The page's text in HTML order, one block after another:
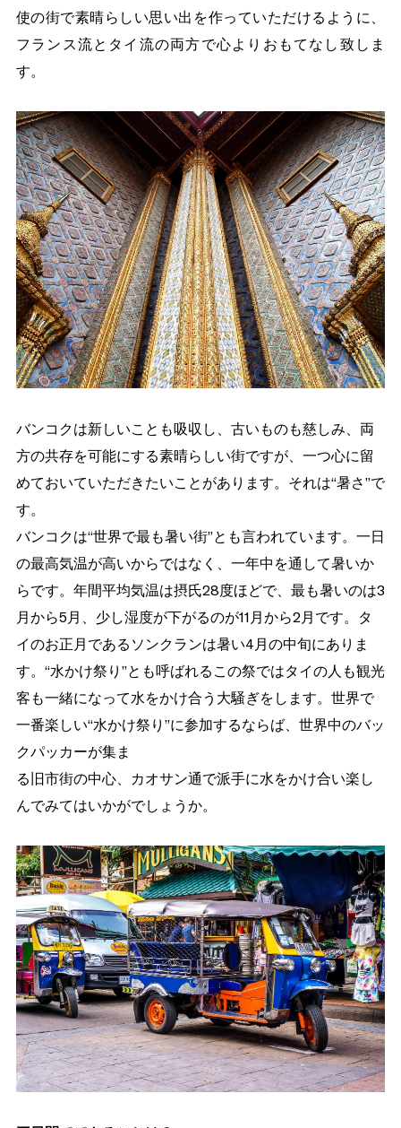
使の街で素晴らしい思い出を作っていただけるように、
フランス流とタイ流の両方で心よりおもてなし致しま
す。
バンコクは新しいことも吸収し、古いものも慈しみ、両
方の共存を可能にする素晴らしい街ですが、一つ心に留
めておいていただきたいことがあります。それは“暑さ”で
す。
バンコクは“世界で最も暑い街”とも言われています。一日
の最高気温が高いからではなく、一年中を通して暑いか
らです。年間平均気温は摂氏28度ほどで、最も暑いのは3
月から5月、少し湿度が下がるのが11月から2月です。タ
イのお正月であるソンクランは暑い4月の中旬にありま
す。“水かけ祭り”とも呼ばれるこの祭ではタイの人も観光
客も一緒になって水をかけ合う大騒ぎをします。世界で
一番楽しい“水かけ祭り”に参加するならば、世界中のバッ
クパッカーが集ま
る旧市街の中心、カオサン通で派手に水をかけ合い楽し
んでみてはいかがでしょうか。